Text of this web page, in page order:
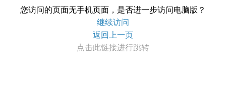
您访问的页面无手机页面，是否进一步访问电脑版？
继续访问
返回上一页
点击此链接进行跳转